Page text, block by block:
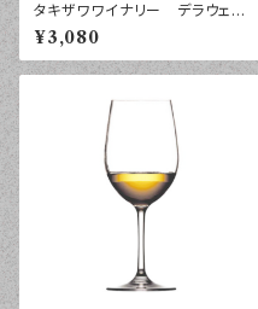
タキザワワイナリー デラウェ
ア オレンジ スパークリン
グ ２０２５年 ７５０ｍｌ
¥3,080